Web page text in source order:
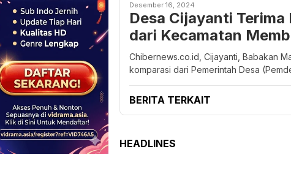
Desember 16, 2024
Desa Cijayanti
dari Kecamatan
Chibernews.co.id, Cijayanti, Babakan
komparasi dari Pemerintah Desa
BERITA TERKAIT
HEADLINES